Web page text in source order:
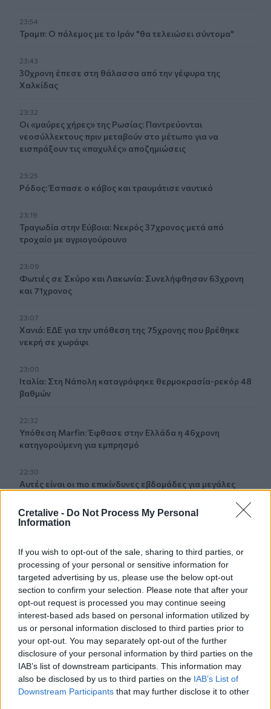
Cretalive - Do Not Process My Personal
Information
If you wish to opt-out of the sale, sharing to third parties, or
processing of your personal or sensitive information for
targeted advertising by us, please use the below opt-out
section to confirm your selection. Please note that after your
opt-out request is processed you may continue seeing
interest-based ads based on personal information utilized by
us or personal information disclosed to third parties prior to
your opt-out. You may separately opt-out of the further
disclosure of your personal information by third parties on the
IAB’s list of downstream participants. This information may
also be disclosed by us to third parties on the IAB’s List of
Downstream Participants that may further disclose it to other
23:54
Τραμπ: Ο πόλεμος με το Ιράν "θα τελειώσει σύντομα"
23:43
30χρονη έπεσε στη θάλασσα από την γέφυρα της
Χαλκίδας
23:32
Οι «μαύρες χήρες» της Ρωσίας: Παντρεύονται
νεοσύλλεκτους πριν μεταβούν στο μέτωπο για να
εισπράξουν τις «παχυλές» αποζημιώσεις
23:25
Ρόδος: Έσπασε ο κάβος και τραυμάτισε ναυτικό
23:19
Τραγωδία στην Εύβοια: Νεκρός 37χρονος μετά από
τροχαίο με αγριογούρουνο
23:09
Φωτιές σε Σκύρο και Λακωνία: Συνελήφθησαν 63χρονη
και 71χρονος
23:07
Χανιά: ΕΔΕ για την υπόθεση της 75χρονης που βρέθηκε
νεκρή σε χωράφι
23:00
Ιταλία: Στη Νάπολη καταγράφηκε θερμοκρασία-ρεκόρ 48
βαθμών
22:32
Υπόθεση Marfin: Έφθασε στην Ελλάδα η 46χρονη
κατηγορούμενη για εμπρησμό
22:30
Αυτές είναι οι πιο επικίνδυνες εβδομάδες για μεγάλες
22:21
μετά και συνάδελφοι προσπαθούν να ξεχάσουν ότι
έγραψα αυτό το τραγούδι»
22:14
Ξεκινούν τα δοκιμαστικά δρομολόγια της επέκτασης του
Μετρό Θεσσαλονίκης
22:05
Τζόκερ: Αυτοί είναι οι τυχεροί αριθμοί που κερδίζουν
πάνω από 2 εκατ. ευρώ